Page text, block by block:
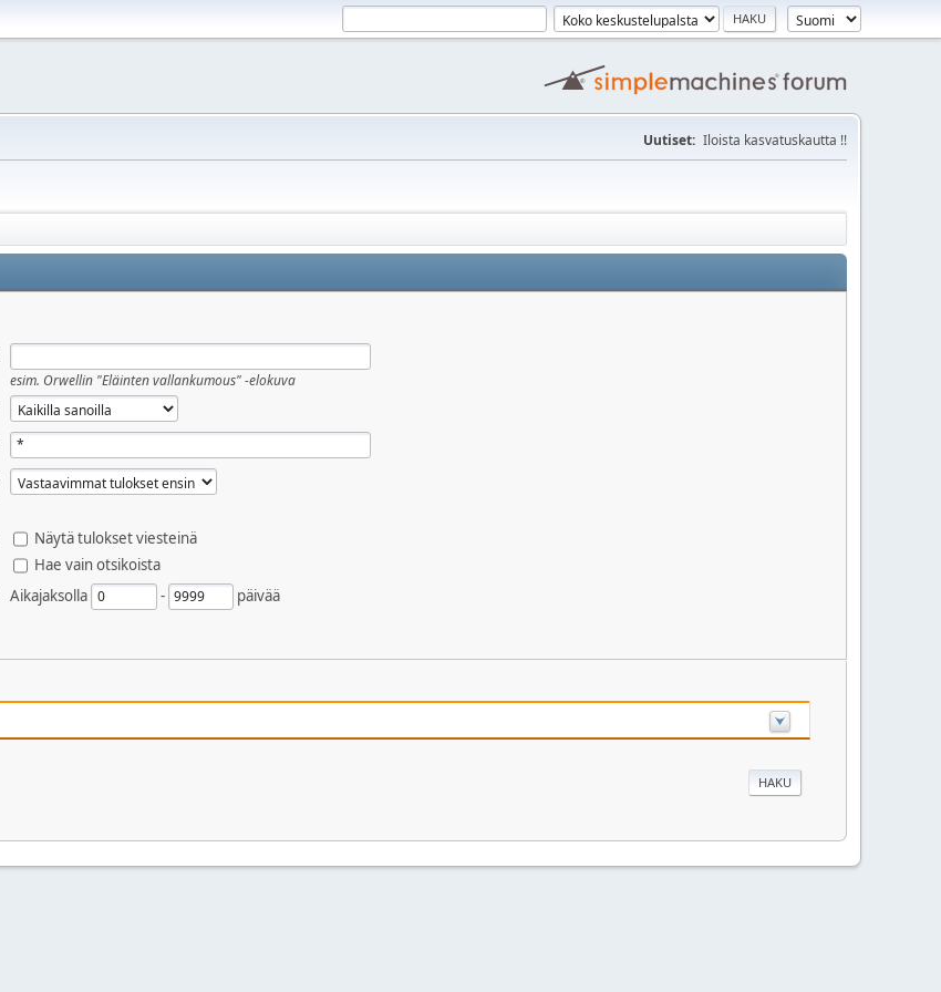
Uutiset: Iloista kasvatuskautta !!
esim. Orwellin "Eläinten vallankumous" -elokuva
Näytä tulokset viesteinä
Hae vain otsikoista
Aikajaksolla - päivää